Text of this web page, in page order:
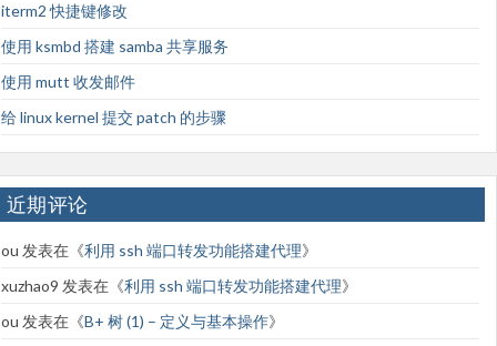
iterm2 快捷键修改
使用 ksmbd 搭建 samba 共享服务
使用 mutt 收发邮件
给 linux kernel 提交 patch 的步骤
近期评论
ou 发表在《利用 ssh 端口转发功能搭建代理》
xuzhao9 发表在《利用 ssh 端口转发功能搭建代理》
ou 发表在《B+ 树 (1) – 定义与基本操作》